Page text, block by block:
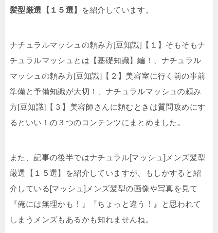
髪型厳選【１５選】
を紹介しています。
ナチュラルマッシュの頼み方[豆知識]【１】そもそもナ
チュラルマッシュとは【基礎知識】編！、ナチュラル
マッシュの頼み方[豆知識]【２】美容室に行く前の事前
準備と予備知識が大切！、ナチュラルマッシュの頼み
方[豆知識]【３】美容師さんに頼むときは質問攻めにす
るといい！の３つのコンテンツにまとめました。
また、記事の後半ではナチュラル[マッシュ]メンズ髪型
厳選【１５選】を紹介していますが、もしかすると紹
介している[マッシュ]メンズ髪型の画像や写真を見て
『俺には無理かも！』『ちょっと違う！』と思われて
しまうメンズもあるかも知れませんね。